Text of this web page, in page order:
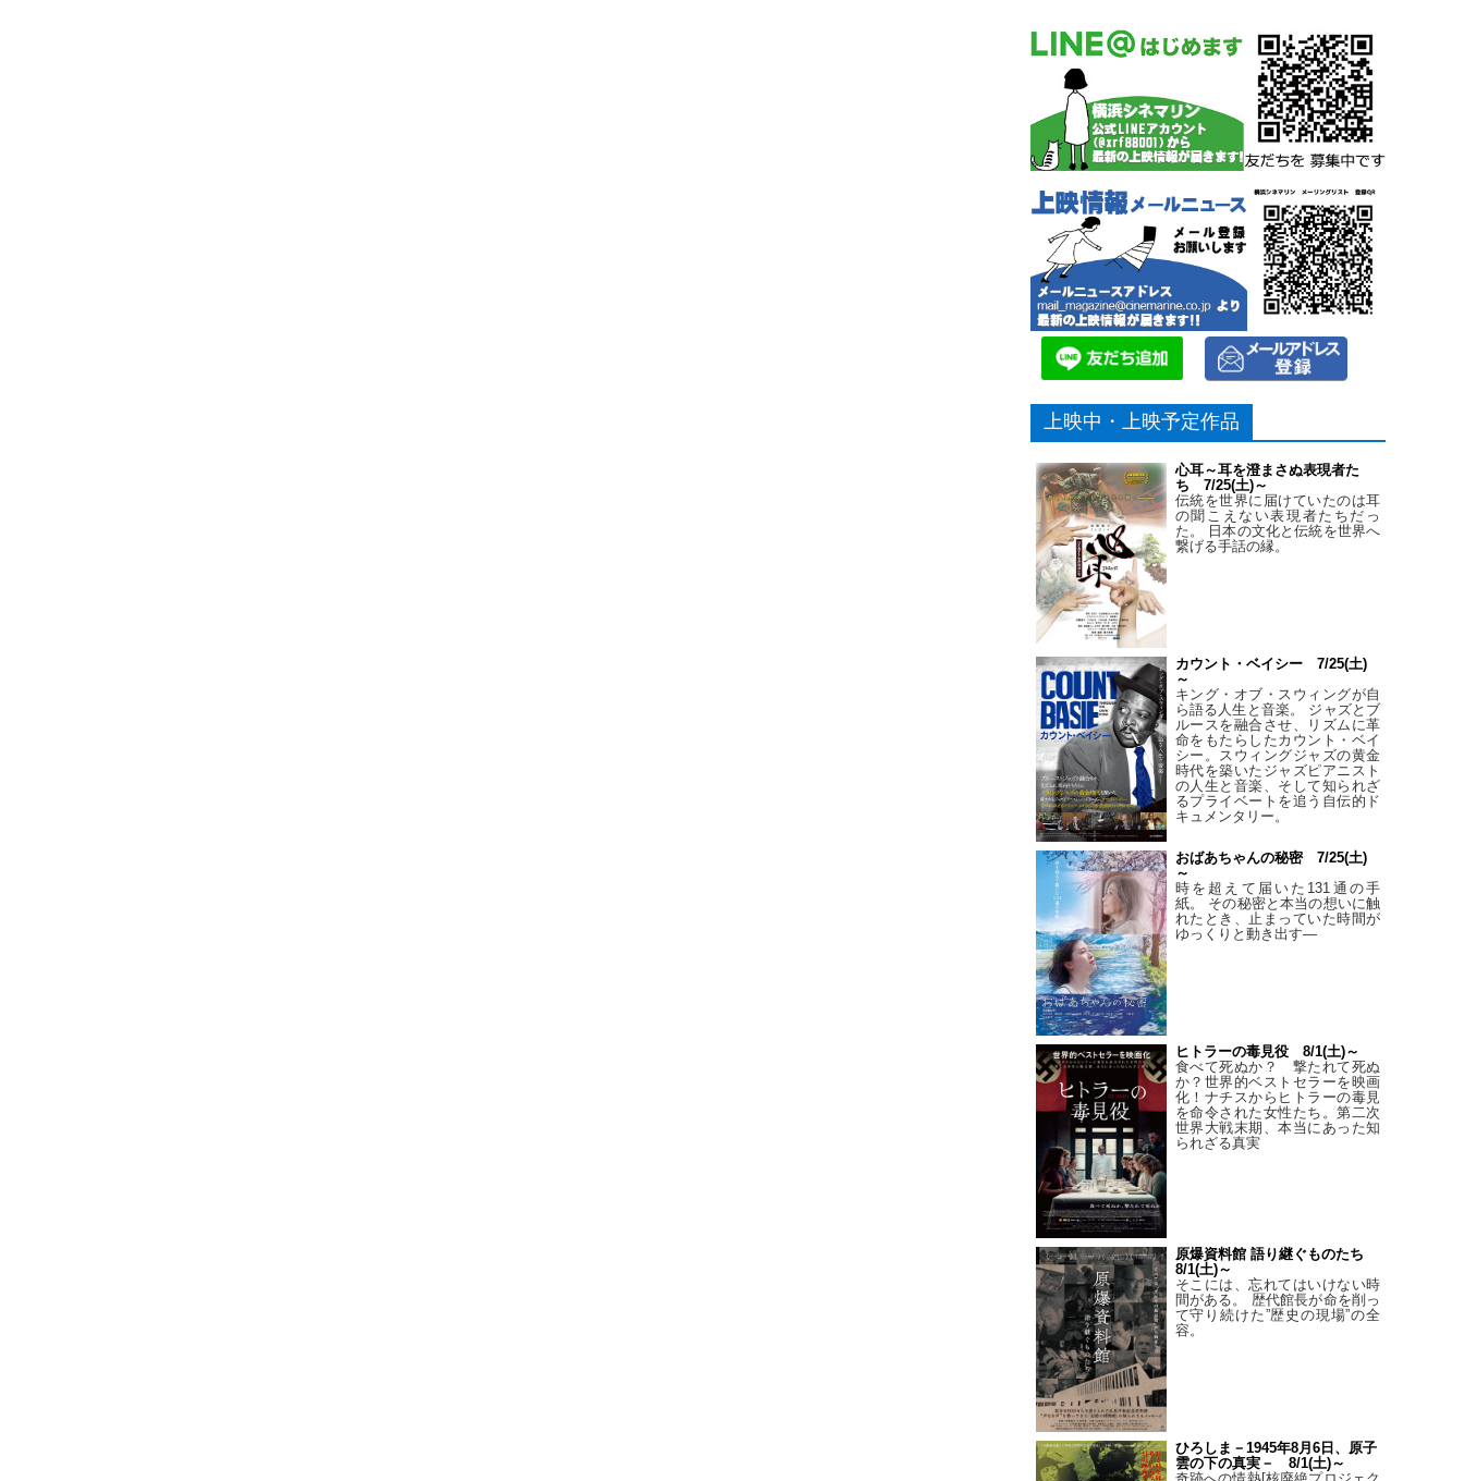
上映中・上映予定作品
心耳～耳を澄まさぬ表現者た
ち 7/25(土)～
伝統を世界に届けていたのは耳
の聞こえない表現者たちだっ
た。 日本の文化と伝統を世界へ
繋げる手話の縁。
カウント・ベイシー 7/25(土)
～
キング・オブ・スウィングが自
ら語る人生と音楽。 ジャズとブ
ルースを融合させ、リズムに革
命をもたらしたカウント・ベイ
シー。スウィングジャズの黄金
時代を築いたジャズピアニスト
の人生と音楽、そして知られざ
るプライベートを追う自伝的ド
キュメンタリー。
おばあちゃんの秘密 7/25(土)
～
時を超えて届いた131通の手
紙。 その秘密と本当の想いに触
れたとき、止まっていた時間が
ゆっくりと動き出す―
ヒトラーの毒見役 8/1(土)～
食べて死ぬか？ 撃たれて死ぬ
か？世界的ベストセラーを映画
化！ナチスからヒトラーの毒見
を命令された女性たち。第二次
世界大戦末期、本当にあった知
られざる真実
原爆資料館 語り継ぐものたち
8/1(土)～
そこには、忘れてはいけない時
間がある。 歴代館長が命を削っ
て守り続けた”歴史の現場”の全
容。
ひろしま－1945年8月6日、原子
雲の下の真実－ 8/1(土)～